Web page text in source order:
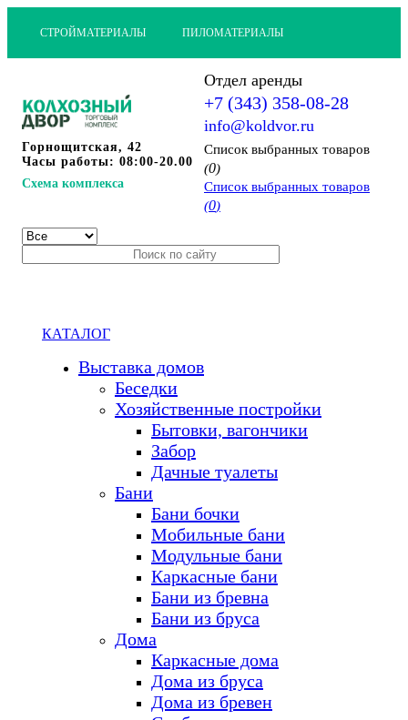
СТРОЙМАТЕРИАЛЫ ПИЛОМАТЕРИАЛЫ
Горнощитская, 42
Часы работы: 08:00-20.00
Схема комплекса
Отдел аренды
+7 (343) 358-08-28
info@koldvor.ru
Cписок выбранных товаров
(0)
Cписок выбранных товаров
(0)
КАТАЛОГ
Выставка домов
Беседки
Хозяйственные постройки
Бытовки, вагончики
Забор
Дачные туалеты
Бани
Бани бочки
Мобильные бани
Модульные бани
Каркасные бани
Бани из бревна
Бани из бруса
Дома
Каркасные дома
Дома из бруса
Дома из бревен